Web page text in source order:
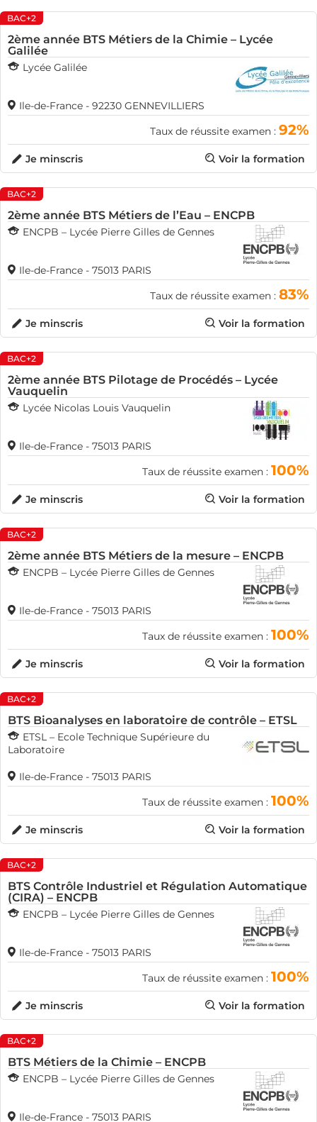
BAC+2
2ème année BTS Métiers de la Chimie – Lycée
Galilée
Lycée Galilée
Ile-de-France - 92230 GENNEVILLIERS
Taux de réussite examen : 92%
Voir la formation
Je minscris
BAC+2
2ème année BTS Métiers de l’Eau – ENCPB
ENCPB – Lycée Pierre Gilles de Gennes
Ile-de-France - 75013 PARIS
Taux de réussite examen : 83%
Voir la formation
Je minscris
BAC+2
2ème année BTS Pilotage de Procédés – Lycée
Vauquelin
Lycée Nicolas Louis Vauquelin
Ile-de-France - 75013 PARIS
Taux de réussite examen : 100%
Voir la formation
Je minscris
BAC+2
2ème année BTS Métiers de la mesure – ENCPB
ENCPB – Lycée Pierre Gilles de Gennes
Ile-de-France - 75013 PARIS
Taux de réussite examen : 100%
Voir la formation
Je minscris
BAC+2
BTS Bioanalyses en laboratoire de contrôle – ETSL
ETSL – Ecole Technique Supérieure du
Laboratoire
Ile-de-France - 75013 PARIS
Taux de réussite examen : 100%
Voir la formation
Je minscris
BAC+2
BTS Contrôle Industriel et Régulation Automatique
(CIRA) – ENCPB
ENCPB – Lycée Pierre Gilles de Gennes
Ile-de-France - 75013 PARIS
Taux de réussite examen : 100%
Voir la formation
Je minscris
BAC+2
BTS Métiers de la Chimie – ENCPB
ENCPB – Lycée Pierre Gilles de Gennes
Ile-de-France - 75013 PARIS